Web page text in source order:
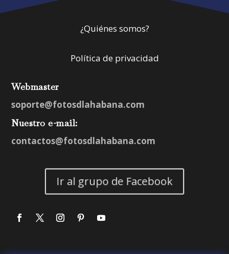
¿Quiénes somos?
Política de privacidad
Webmaster
soporte@fotosdlahabana.com
Nuestro e-mail:
contactos@fotosdlahabana.com
Ir al grupo de Facebook